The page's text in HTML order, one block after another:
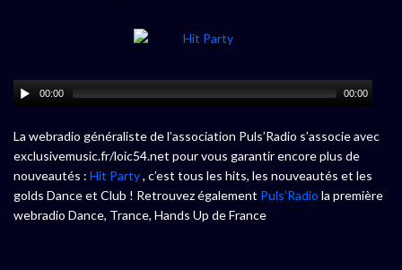
00:00 00:00
La webradio généraliste de l’association Puls’Radio s’associe avec
exclusivemusic.fr/loic54.net pour vous garantir encore plus de
nouveautés : Hit Party, c’est tous les hits, les nouveautés et les
golds Dance et Club ! Retrouvez également Puls’Radio la première
webradio Dance, Trance, Hands Up de France